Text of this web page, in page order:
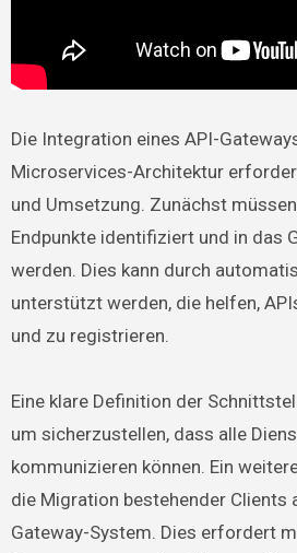
Die Integration eines API-
Microservices-Architektur
und Umsetzung. Zunächst
Endpunkte identifiziert und in das
werden. Dies kann durch
unterstützt werden, die helfen,
und zu registrieren.
Eine klare Definition der
um sicherzustellen, dass alle
kommunizieren können. Ein
die Migration bestehender Clients
Gateway-System. Dies erfordert